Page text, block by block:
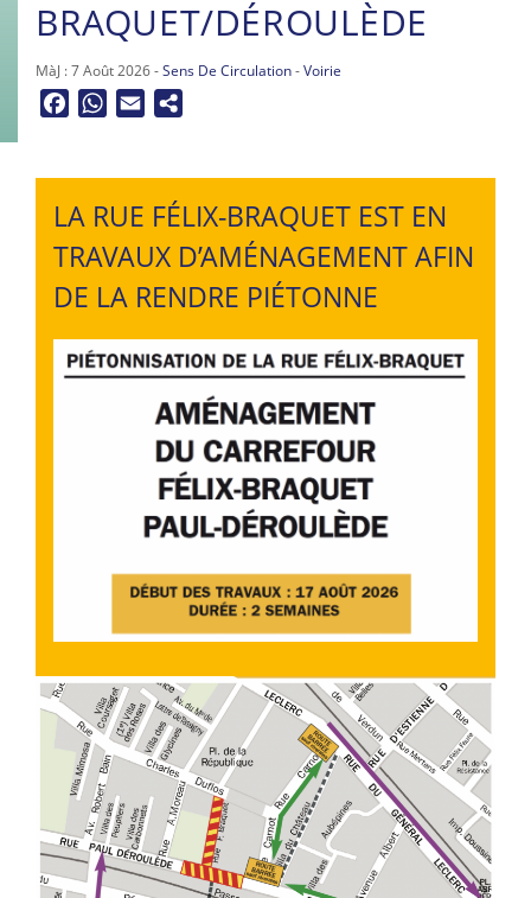
BRAQUET/DÉROULÈDE
MàJ : 7 Août 2026 -Sens De Circulation-Voirie
FacebookWhatsApp
Email
LA RUE FÉLIX-BRAQUET EST EN
TRAVAUX D’AMÉNAGEMENT AFIN
DE LA RENDRE PIÉTONNE